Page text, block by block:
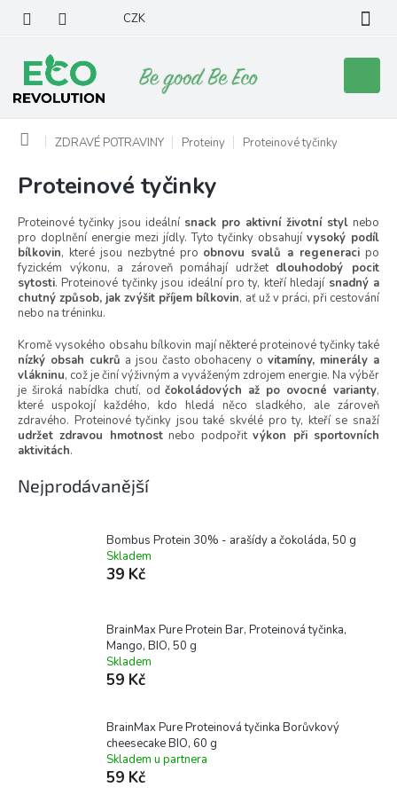
obsah
CZK
košík
Domů ZDRAVÉ POTRAVINY Proteiny Proteinové tyčinky
Proteinové tyčinky
Proteinové tyčinky jsou ideální snack pro aktivní životní styl nebo
pro doplnění energie mezi jídly. Tyto tyčinky obsahují vysoký podíl
bílkovin, které jsou nezbytné pro obnovu svalů a regeneraci po
fyzickém výkonu, a zároveň pomáhají udržet dlouhodobý pocit
sytosti. Proteinové tyčinky jsou ideální pro ty, kteří hledají snadný a
chutný způsob, jak zvýšit příjem bílkovin, ať už v práci, při cestování
nebo na tréninku.
Kromě vysokého obsahu bílkovin mají některé proteinové tyčinky také
nízký obsah cukrů a jsou často obohaceny ovitamíny, minerály a
vlákninu, což je činí výživným a vyváženým zdrojem energie. Na výběr
je široká nabídka chutí, odčokoládových až po ovocné varianty,
které uspokojí každého, kdo hledá něco sladkého, ale zároveň
zdravého. Proteinové tyčinky jsou také skvélé pro ty, kteří se snaží
udržet zdravou hmotnostnebo podpořitvýkon při sportovních
aktivitách.
Nejprodávanější
Bombus Protein 30% - arašídy a čokoláda, 50 g
Skladem
39 Kč
BrainMax Pure Protein Bar, Proteinová tyčinka,
Mango, BIO, 50 g
Skladem
59 Kč
BrainMax Pure Proteinová tyčinka Borůvkový
cheesecake BIO, 60 g
Skladem u partnera
59 Kč